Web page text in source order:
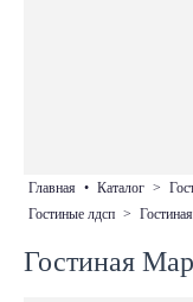
главная • каталог >
гостиные лдсп >
Гостиная